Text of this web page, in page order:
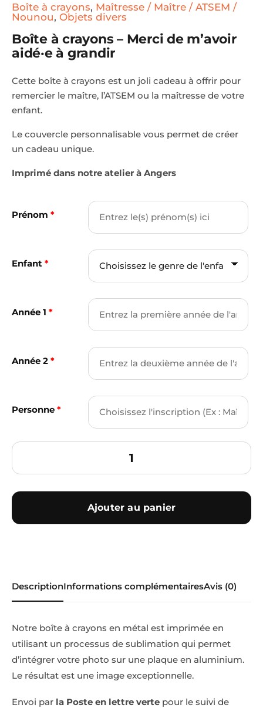
Boîte à crayons, Maîtresse / Maître / ATSEM /
Nounou, Objets divers
Boîte à crayons – Merci de m’avoir
aidé·e à grandir
Cette boîte à crayons est un joli cadeau à offrir pour
remercier le maître, l’ATSEM ou la maîtresse de votre
enfant.
Le couvercle personnalisable vous permet de créer
un cadeau unique.
Imprimé dans notre atelier à Angers
Prénom *
Enfant *
Année 1 *
Année 2 *
Personne *
Ajouter au panier
DescriptionInformations complémentairesAvis (0)
Notre boîte à crayons en métal est imprimée en
utilisant un processus de sublimation qui permet
d’intégrer votre photo sur une plaque en aluminium.
Le résultat est une image exceptionnelle.
Envoi par la Poste en lettre verte pour le suivi de